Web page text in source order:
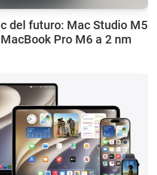
del futuro: Mac Studio M5
Pro M6 a 2 nm